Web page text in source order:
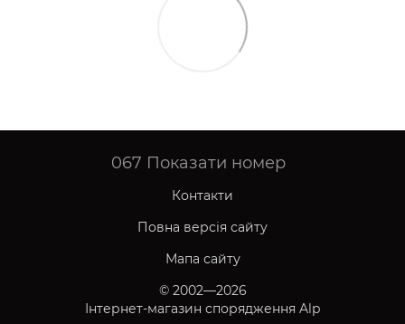
067 Показати номер
Контакти
Повна версія сайту
Мапа сайту
© 2002—2026
Інтернет-магазин спорядження Alp